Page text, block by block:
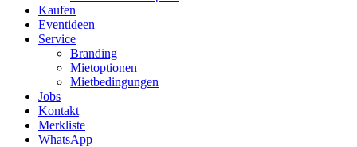
Kaufen
Eventideen
Service
Branding
Mietoptionen
Mietbedingungen
Jobs
Kontakt
Merkliste
WhatsApp